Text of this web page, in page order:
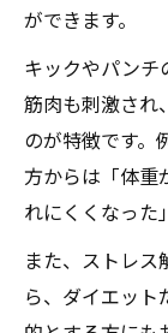
ができます。
キックやパンチ
筋肉も刺激され
のが特徴です。
方からは「体重
れにくくなった
また、ストレ
ら、ダイエット